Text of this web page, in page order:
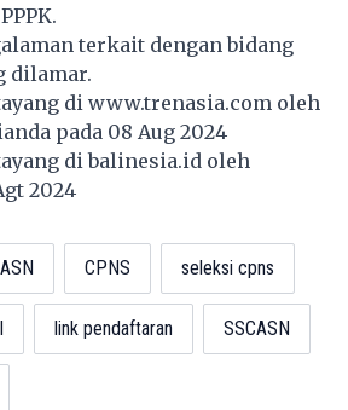
terkait dengan bidang
dilamar.
di www.trenasia.com oleh
pada 08 Aug 2024
dibalinesia.id oleh
2024
ASN CPNS seleksi cpns
link pendaftaran SSCASN